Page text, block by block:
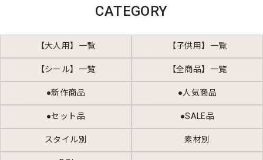
CATEGORY
【大人用】一覧 【子供用】一覧
【シール】一覧 【全商品】一覧
●新作商品 ●人気商品
●セット品 ●SALE品
スタイル別 素材別